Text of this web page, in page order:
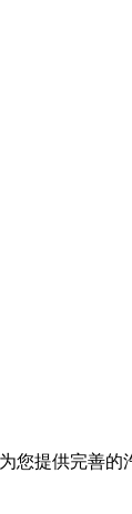
您提供完善的